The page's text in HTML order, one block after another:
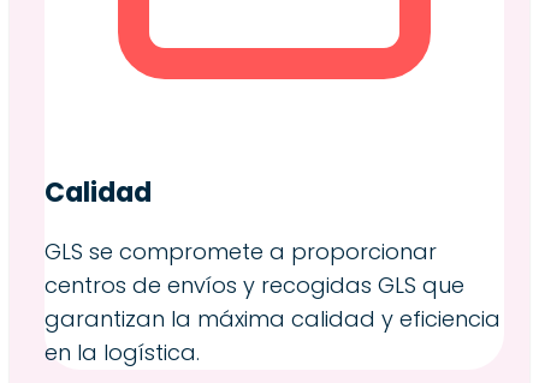
Calidad
GLS se compromete a proporcionar
centros de envíos y recogidas GLS que
garantizan la máxima calidad y eficiencia
en la logística.